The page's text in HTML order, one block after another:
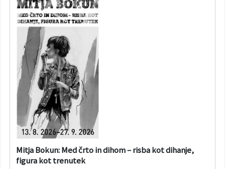
Mitja Bokun: Med črto in dihom – risba kot dihanje,
figura kot trenutek